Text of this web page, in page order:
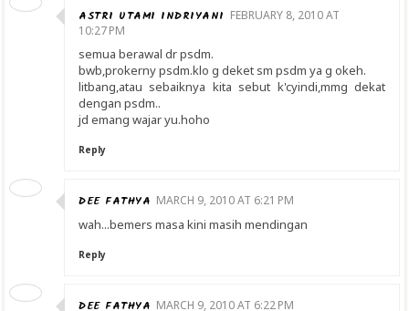
ASTRI UTAMI INDRIYANI FEBRUARY 8, 2010 AT
10:27 PM
semua berawal dr psdm.
bwb,prokerny psdm.klo g deket sm psdm ya g okeh.
litbang,atau sebaiknya kita sebut k'cyindi,mmg dekat
dengan psdm..
jd emang wajar yu.hoho
Reply
DEE FATHYA MARCH 9, 2010 AT 6:21 PM
wah...bemers masa kini masih mendingan
Reply
DEE FATHYA MARCH 9, 2010 AT 6:22 PM